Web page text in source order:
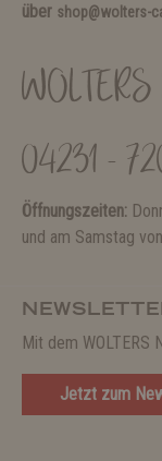
über shop@wolters-
04231 -
Öffnungszeiten:
und am Samstag
Mit dem
Jetzt zum